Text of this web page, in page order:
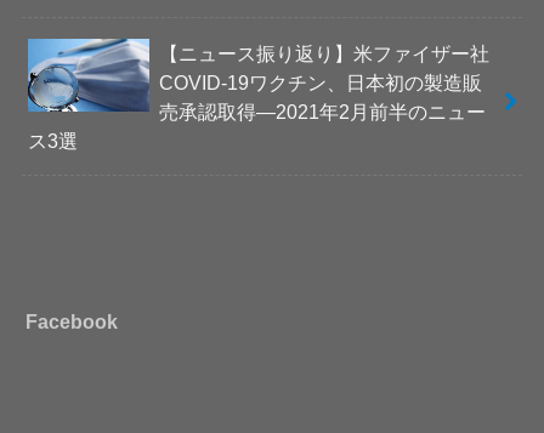
【ニュース振り返り】米ファイザー社
COVID-19ワクチン、日本初の製造販
売承認取得―2021年2月前半のニュー
ス3選
Facebook